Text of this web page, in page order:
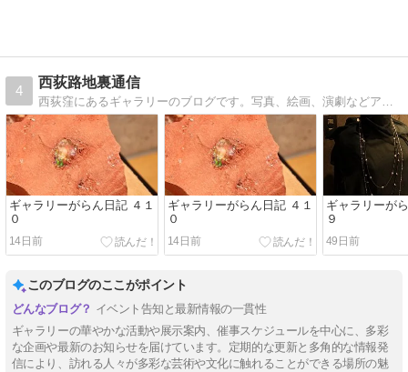
4
西荻路地裏通信
西荻窪にあるギャラリーのブログです。写真、絵画、演劇などアート作品の展示を、西荻的に紹介しています。
ギャラリーがらん日記 ４１
０
14日前
ギャラリーがらん日記 ４１
０
14日前
ギャラリーが
９
49日前
このブログのここがポイント
イベント告知と最新情報の一貫性
ギャラリーの華やかな活動や展示案内、催事スケジュールを中心に、多彩
な企画や最新のお知らせを届けています。定期的な更新と多角的な情報発
信により、訪れる人々が多彩な芸術や文化に触れることができる場所の魅